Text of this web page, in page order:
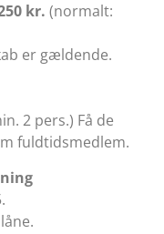
kr. (normalt:
er gældende.
2 pers.) Få de
fuldtidsmedlem.